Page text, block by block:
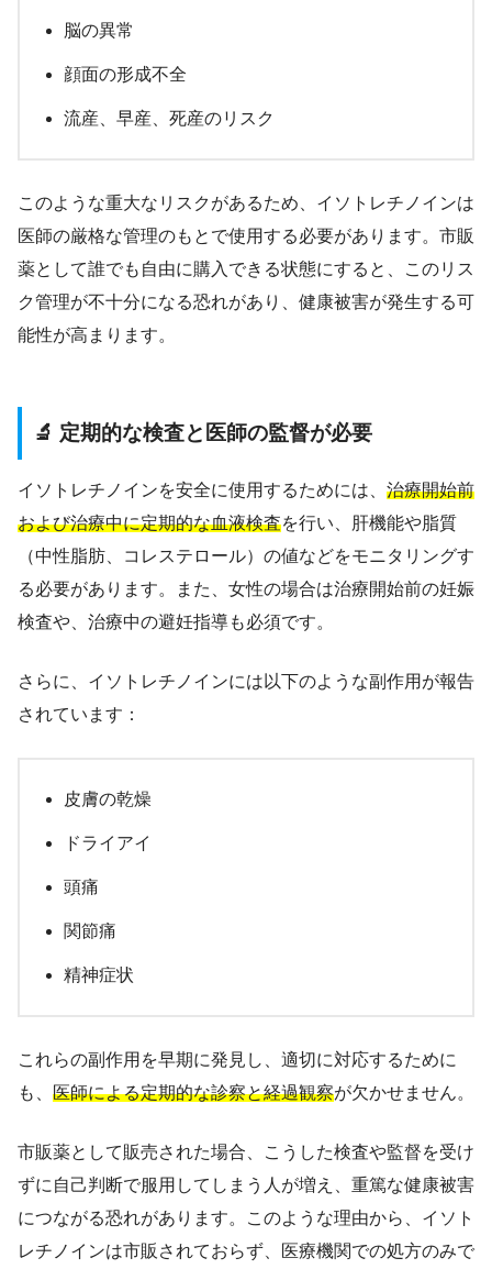
脳の異常
顔面の形成不全
流産、早産、死産のリスク
このような重大なリスクがあるため、イソトレチノインは
医師の厳格な管理のもとで使用する必要があります。市販
薬として誰でも自由に購入できる状態にすると、このリス
ク管理が不十分になる恐れがあり、健康被害が発生する可
能性が高まります。
🔬 定期的な検査と医師の監督が必要
イソトレチノインを安全に使用するためには、 治療開始前
および治療中に定期的な血液検査を行い、肝機能や脂質
（中性脂肪、コレステロール）の値などをモニタリングす
る必要があります。また、女性の場合は治療開始前の妊娠
検査や、治療中の避妊指導も必須です。
さらに、イソトレチノインには以下のような副作用が報告
されています：
皮膚の乾燥
ドライアイ
頭痛
関節痛
精神症状
これらの副作用を早期に発見し、適切に対応するために
も、 医師による定期的な診察と経過観察が欠かせません。
市販薬として販売された場合、こうした検査や監督を受け
ずに自己判断で服用してしまう人が増え、重篤な健康被害
につながる恐れがあります。このような理由から、イソト
レチノインは市販されておらず、医療機関での処方のみで